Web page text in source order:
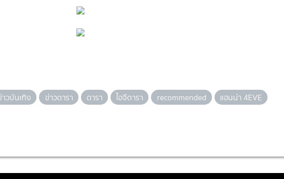
าวบันเทิง ข่าวดารา ดารา ไอจีดารา recommended
แฮนน่า 4EVE